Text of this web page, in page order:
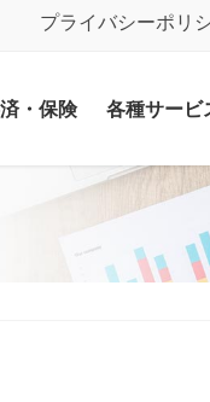
プライバシーポリ
・保険 各種サービ